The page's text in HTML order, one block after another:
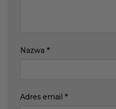
Nazwa *
Adres email *